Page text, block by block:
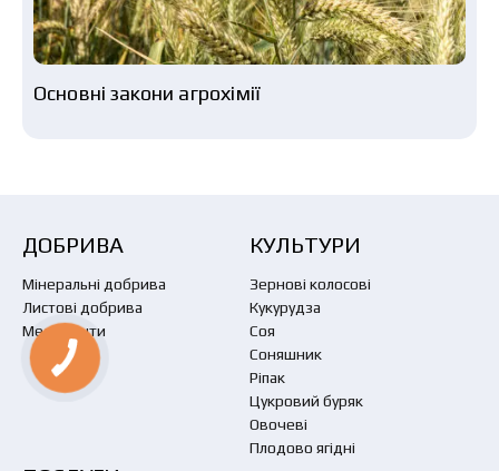
Основні закони агрохімії
ДОБРИВА
Мінеральні добрива
Листові добрива
Меліоранти
КУЛЬТУРИ
Зернові колосові
Кукурудза
Соя
Соняшник
Ріпак
Цукровий буряк
Овочеві
Плодово ягідні